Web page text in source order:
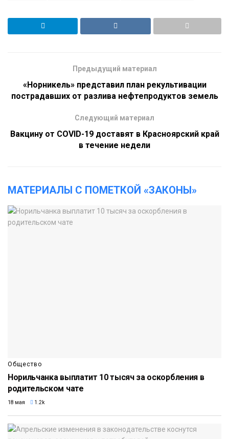
Предыдущий материал
«Норникель» представил план рекультивации
пострадавших от разлива нефтепродуктов земель
Следующий материал
Вакцину от COVID-19 доставят в Красноярский край
в течение недели
МАТЕРИАЛЫ С ПОМЕТКОЙ «ЗАКОНЫ»
Общество
Норильчанка выплатит 10 тысяч за оскорбления в
родительском чате
18 мая 1.2k